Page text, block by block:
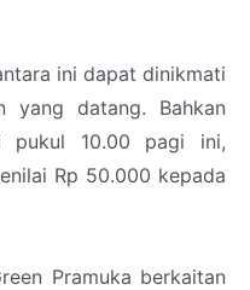
ini dapat dinikmati
yang datang. Bahkan
pukul 10.00 pagi ini,
Rp 50.000 kepada
Pramuka berkaitan